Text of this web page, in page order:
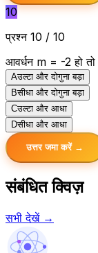
10
प्रश्न 10 / 10
आवर्धन m = -2 हो तो
Aउल्टा और दोगुना बड़ा
Bसीधा और दोगुना बड़ा
Cउल्टा और आधा
Dसीधा और आधा
उत्तर जमा करें →
संबंधित क्विज़
सभी देखें →